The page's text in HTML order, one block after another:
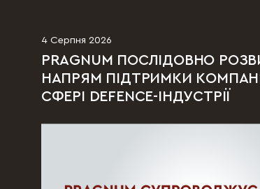
4 Серпня 2026
PRAGNUM ПОСЛІДОВНО
НАПРЯМ ПІДТРИМКИ
СФЕРІ DEFENCE-ІНДУСТРІЇ